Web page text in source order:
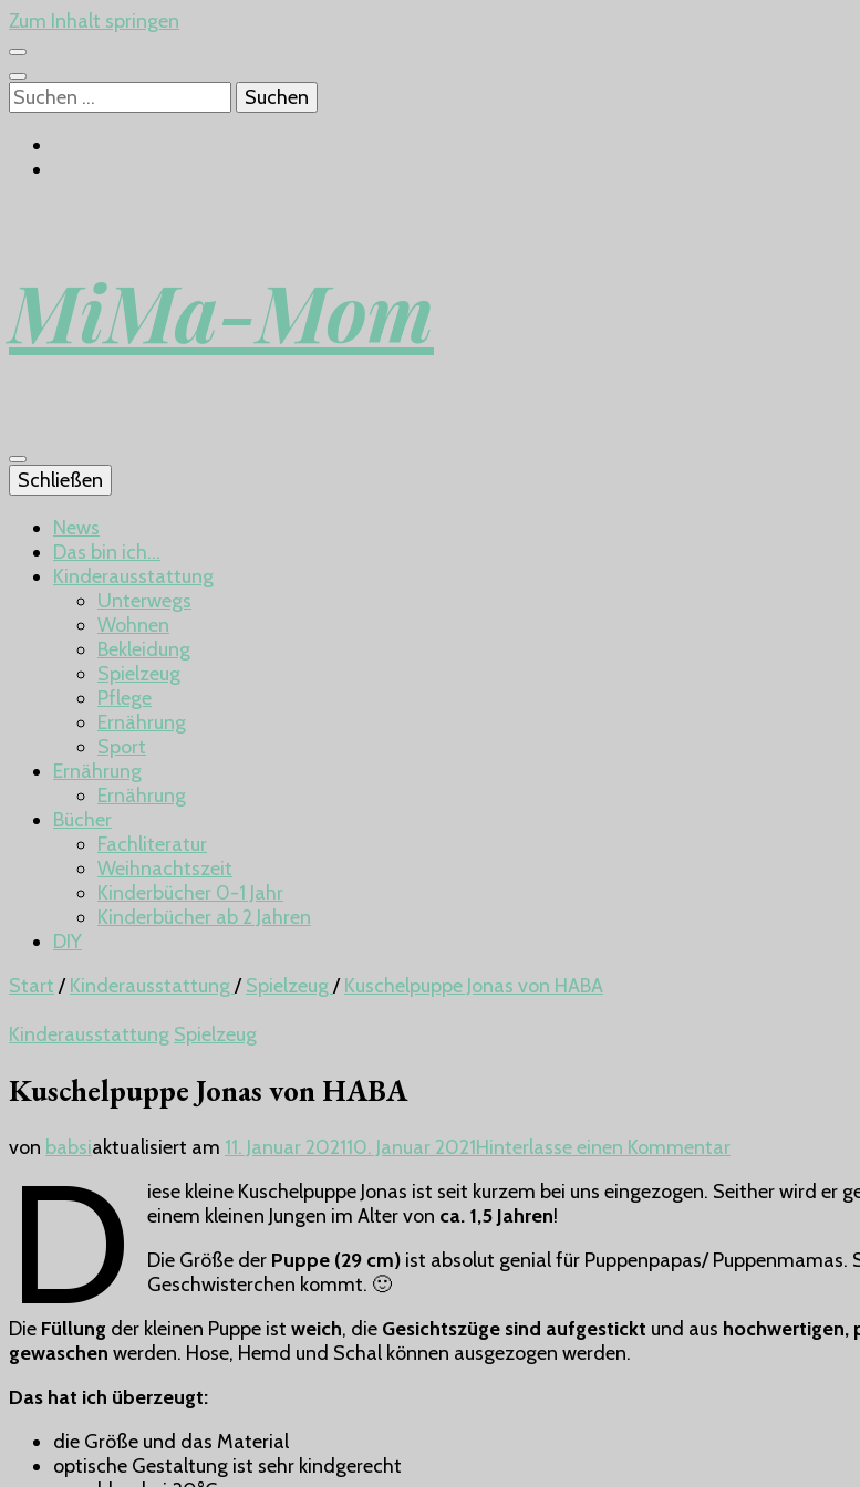
Zum Inhalt springen
Suchen
nach:
MiMa-Mom
Schließen
News
Das bin ich…
Kinderausstattung
Unterwegs
Wohnen
Bekleidung
Spielzeug
Pflege
Ernährung
Sport
Ernährung
Ernährung
Bücher
Fachliteratur
Weihnachtszeit
Kinderbücher 0-1 Jahr
Kinderbücher ab 2 Jahren
DIY
Start / Kinderausstattung/ Spielzeug/ Kuschelpuppe Jonas von HABA
Kinderausstattung Spielzeug
Kuschelpuppe Jonas von HABA
von babsiaktualisiert am 11. Januar 202110. Januar 2021Hinterlasse einen Kommentarzu
Jonas
D
iese kleine Kuschelpuppe Jonas ist seit kurzem bei uns eingezogen. Seither wird
einem kleinen Jungen im Alter von ca. 1,5 Jahren!
Die Größe der Puppe (29 cm) ist absolut genial für Puppenpapas/
Geschwisterchen kommt. 🙂
Die Füllung der kleinen Puppe ist weich, die Gesichtszüge sind aufgestickt und aus hochwertigen,
gewaschen werden. Hose, Hemd und Schal können ausgezogen werden.
Das hat ich überzeugt:
die Größe und das Material
optische Gestaltung ist sehr kindgerecht